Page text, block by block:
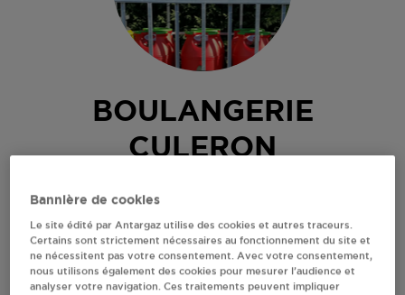
BOULANGERIE
CULERON
28 B RUE SAINT BARTHELEMY
50750BOURGVALLEES
Revendeur de bouteilles de gaz
Bannière de cookies
Le site édité par Antargaz utilise des cookies et autres traceurs.
Certains sont strictement nécessaires au fonctionnement du site et
ne nécessitent pas votre consentement. Avec votre consentement,
nous utilisons également des cookies pour mesurer l’audience et
analyser votre navigation. Ces traitements peuvent impliquer